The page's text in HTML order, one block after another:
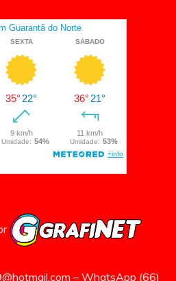
– WhatsApp (66)